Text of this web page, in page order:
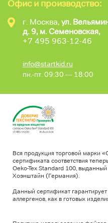
Офис и производство:
г. Москва, ул.
д. 9, м. Семеновская,
+7 495 963-12-46
info@startkid.ru
пн.-пт. 09:30 — 18:00
Вся продукция торговой марки
сертификата соответствия
Oeko-Tex Standard 100, выданный
Хоэнштайн (Германия).
Данный сертификат
аллергенов, как в готовых